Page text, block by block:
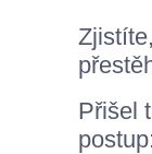
Přišel
postup: